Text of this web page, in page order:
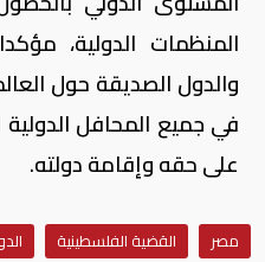
المنظمات الدولية،
والدول الصديقة حول
في جميع المحافل
على حقه وإقامة دولته.
مصر القضية الفلسطينية